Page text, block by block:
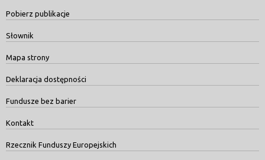
Pobierz publikacje
Słownik
Mapa strony
Deklaracja dostępności
Fundusze bez barier
Kontakt
Rzecznik Funduszy Europejskich